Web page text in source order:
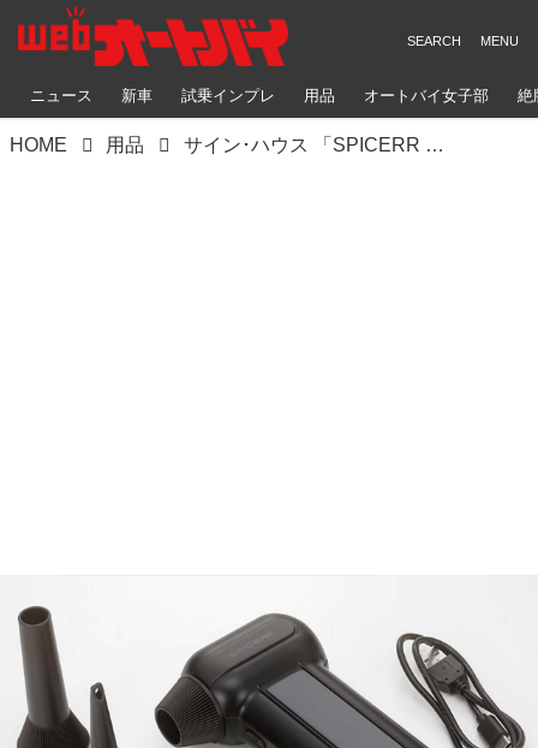
ニュース 新車 試乗インプレ 用品 オートバイ女子部 絶
HOME 用品 サイン･ハウス 「SPICERR POCKETABLE JET FAN（スパイサー・ポケッタブルジェットファン）」発電機不要でエアブローガンの機能?! サンデーメカ必須のお手軽アイテム